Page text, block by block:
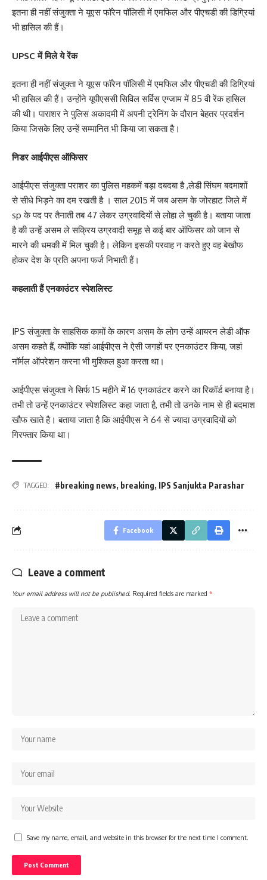
इतना ही नहीं संजुक्ता ने यूएस फॉरेन पॉलिसी में एमफिल और पीएचडी की डिग्रियां
भी हासिल की हैं।
UPSC में मिले ये रेंक
इतना ही नहीं संजुक्ता ने यूएस फॉरेन पॉलिसी में एमफिल और पीएचडी की डिग्रियां
भी हासिल की हैं। उन्होंने यूपीएससी सिविल सर्विस एग्जाम में 85 वी रेंक हासिल
की थी। पाराशर ने पुलिस अकादमी में अपनी ट्रेनिंग के दौरान बेहतर प्रदर्शन
किया जिसके लिए उन्हें सम्मानित भी किया जा सकता है।
निडर आईपीएस ऑफिसर
आईपीएस संजुक्ता पराशर का पुलिस महकमें बड़ा दबदबा है ,लेडी सिंघम बदमाशों
से सीधे भिड़ने का दम रखती है । साल 2015 में जब असम के जोरहाट जिले में
sp के पद पर तैनाती तब 47 लेकर उग्रवादियों से लोहा ले चुकी है। बताया जाता
है की उन्हें असम ले सक्रिय उग्रवादी समूह से कई बार ऑफिसर को जान से
मारने की धमकी में मिल चुकी है। लेकिन इसकी परवाह न करते हुए वह बेखौफ
होकर देश के प्रति अपना फर्ज निभाती हैं।
कहलाती हैं एनकाउंटर स्पेशलिस्ट
IPS संजुक्ता के साहसिक कामों के कारण असम के लोग उन्हें आयरन लेडी ऑफ
असम कहते हैं, क्योंकि यहां आईपीएस ने ऐसी जगहों पर एनकाउंटर किया, जहां
नॉर्मल ऑपरेशन करना भी मुश्किल हुआ करता था।
आईपीएस संजुक्ता ने सिर्फ 15 महीने में 16 एनकाउंटर करने का रिकॉर्ड बनाया है।
तभी तो उन्हें एनकाउंटर स्पेशलिस्ट कहा जाता है, तभी तो उनके नाम से ही बदमाश
खौफ खाते है। बताया जाता है कि आईपीएस ने 64 से ज्यादा उग्रवादियों को
गिरफ्तार किया था।
TAGGED: #breaking news, breaking, IPS Sanjukta Parashar
Facebook
Leave a comment
Your email address will not be published. Required fields are marked *
Save my name, email, and website in this browser for the next time I comment.